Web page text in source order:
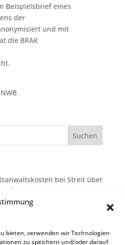
bieten, verwenden wir Technologien
zu speichern und/oder darauf
Beispielsbrief eines
der
und mit
die BRAK
bei Streit über
als
Juli 2026
sog. Konfusionsgewinns